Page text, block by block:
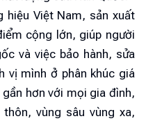
hiệu Việt Nam, sản xuất
cộng lớn, giúp người
và việc bảo hành, sửa
vị mình ở phân khúc giá
hơn với mọi gia đình,
vùng sâu vùng xa,